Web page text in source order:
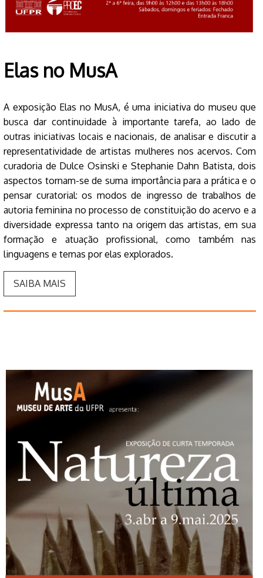
Elas no MusA
A exposição Elas no MusA, é uma iniciativa do museu que
busca dar continuidade à importante tarefa, ao lado de
outras iniciativas locais e nacionais, de analisar e discutir a
representatividade de artistas mulheres nos acervos. Com
curadoria de Dulce Osinski e Stephanie Dahn Batista, dois
aspectos tornam-se de suma importância para a prática e o
pensar curatorial: os modos de ingresso de trabalhos de
autoria feminina no processo de constituição do acervo e a
diversidade expressa tanto na origem das artistas, em sua
formação e atuação profissional, como também nas
linguagens e temas por elas explorados.
SAIBA MAIS